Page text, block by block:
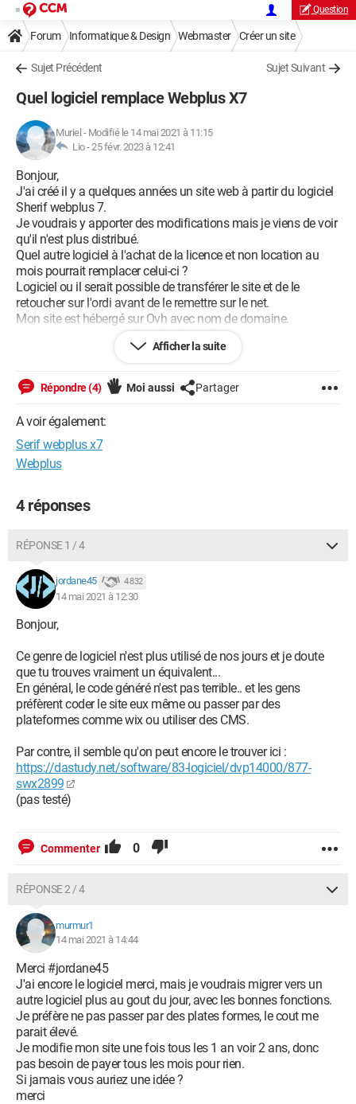
Question
Forum Informatique & Design Webmaster Créer un site
Sujet Précédent Sujet Suivant
Quel logiciel remplace Webplus X7
Muriel - Modifié le 14 mai 2021 à 11:15
Lio -25 févr. 2023 à 12:41
Bonjour,
J'ai créé il y a quelques années un site web à partir du logiciel
Sherif webplus 7.
Je voudrais y apporter des modifications mais je viens de voir
qu'il n'est plus distribué.
Quel autre logiciel à l'achat de la licence et non location au
mois pourrait remplacer celui-ci ?
Logiciel ou il serait possible de transférer le site et de le
retoucher sur l'ordi avant de le remettre sur le net.
Mon site est hébergé sur Ovh avec nom de domaine.
(pour info, c'est un site location immo)
Configuration:Windows / Chrome 90.0.4430.212
Afficher la suite
Répondre (4) Moi aussi Partager
A voir également:
Serif webplus x7
Webplus
4 réponses
RÉPONSE 1 / 4
jordane45 4 832
14 mai 2021 à 12:30
Bonjour,
Ce genre de logiciel n'est plus utilisé de nos jours et je doute
que tu trouves vraiment un équivalent...
En général, le code généré n'est pas terrible.. et les gens
préfèrent coder le site eux même ou passer par des
plateformes comme wix ou utiliser des CMS.
Par contre, il semble qu'on peut encore le trouver ici :
https://dastudy.net/software/83-logiciel/dvp14000/877-
swx2899
(pas testé)
Commenter 0
RÉPONSE 2 / 4
murmur1
14 mai 2021 à 14:44
Merci #jordane45
J'ai encore le logiciel merci, mais je voudrais migrer vers un
autre logiciel plus au gout du jour, avec les bonnes fonctions.
Je préfère ne pas passer par des plates formes, le cout me
parait élevé.
Je modifie mon site une fois tous les 1 an voir 2 ans, donc
pas besoin de payer tous les mois pour rien.
Si jamais vous auriez une idée ?
merci